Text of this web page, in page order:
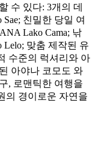
수 있다: 3개의 데
친밀한 당일 여
Lako Cama; 낚
Lelo; 맞춤 제작된 유
수준의 럭셔리와 아
아야나 코모도 와
, 로맨틱한 여행을
의 경이로운 자연을